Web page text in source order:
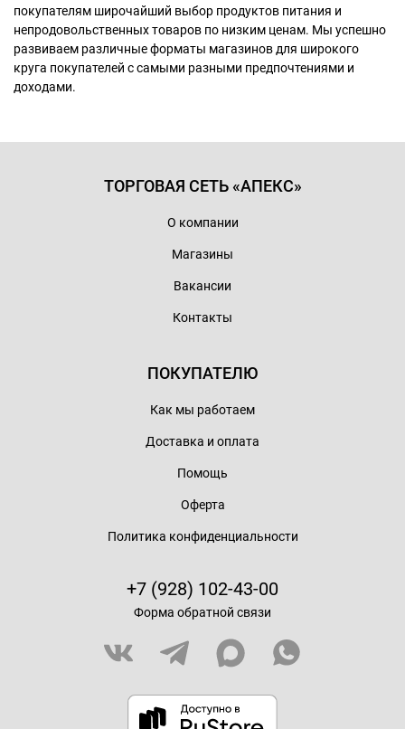
покупателям широчайший выбор продуктов питания и
непродовольственных товаров по низким ценам. Мы успешно
развиваем различные форматы магазинов для широкого
круга покупателей с самыми разными предпочтениями и
доходами.
ТОРГОВАЯ СЕТЬ «АПЕКС»
О компании
Магазины
Вакансии
Контакты
ПОКУПАТЕЛЮ
Как мы работаем
Доставка и оплата
Помощь
Оферта
Политика конфиденциальности
+7 (928) 102-43-00
Форма обратной связи